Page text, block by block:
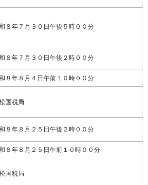
８年７月３０日午後５時００分
８年７月３０日午後２時００分
８年８月４日午前１０時００分
国税局
８年８月２５日午後２時００分
８年８月２５日午前１０時００分
国税局